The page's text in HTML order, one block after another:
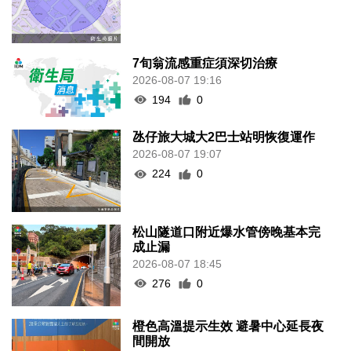
7旬翁流感重症須深切治療
2026-08-07 19:16
194
0
氹仔旅大城大2巴士站明恢復運作
2026-08-07 19:07
224
0
松山隧道口附近爆水管傍晚基本完
成止漏
2026-08-07 18:45
276
0
橙色高溫提示生效 避暑中心延長夜
間開放